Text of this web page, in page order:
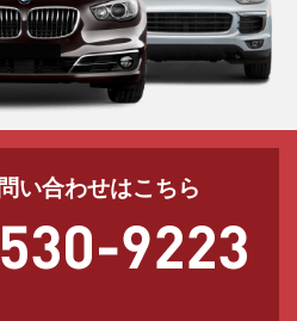
い合わせはこちら